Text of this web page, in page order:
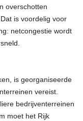
overschotten
is voordelig voor
netcongestie wordt
is georganiseerde
vereist.
bedrijventerreinen
moet het Rijk